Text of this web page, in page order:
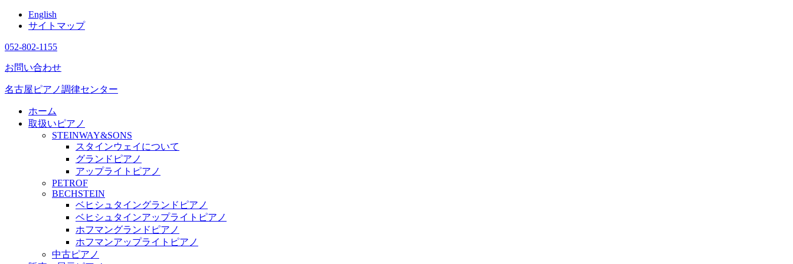
English
サイトマップ
052-802-1155
お問い合わせ
名古屋ピアノ調律センター
ホーム
取扱いピアノ
STEINWAY&SONS
スタインウェイについて
グランドピアノ
アップライトピアノ
PETROF
BECHSTEIN
ベヒシュタイングランドピアノ
ベヒシュタインアップライトピアノ
ホフマングランドピアノ
ホフマンアップライトピアノ
中古ピアノ